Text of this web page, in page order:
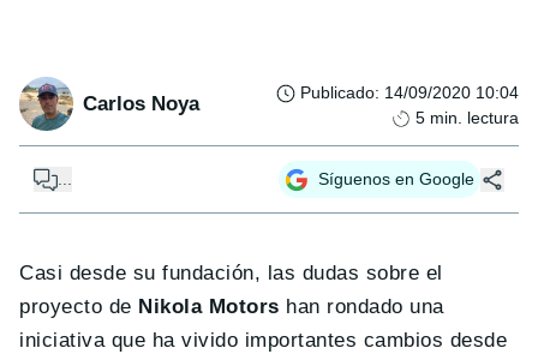
Carlos Noya Publicado: 14/09/2020 10:04
5 min. lectura
... Síguenos en Google
Casi desde su fundación, las dudas sobre el
proyecto de Nikola Motors han rondado una
iniciativa que ha vivido importantes cambios desde